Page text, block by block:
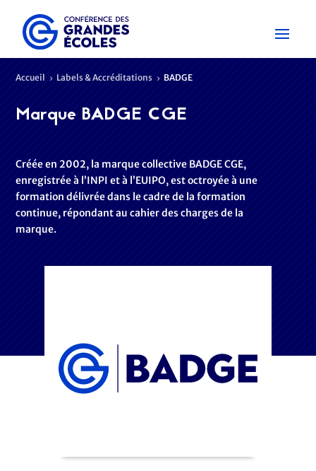
Accueil 5 Labels & Accréditations 5 BADGE
Marque BADGE CGE
Créée en 2002, la marque collective BADGE CGE,
enregistrée à l’INPI et à l’EUIPO, est octroyée à une
formation délivrée dans le cadre de la formation
continue, répondant au cahier des charges de la
marque.